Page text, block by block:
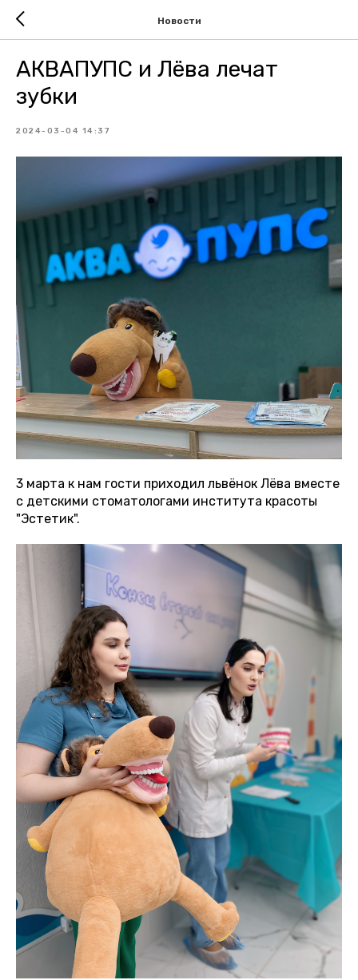
Новости
АКВАПУПС и Лёва лечат
зубки
2024-03-04 14:37
3 марта к нам гости приходил львёнок Лёва вместе
с детскими стоматологами института красоты
"Эстетик".